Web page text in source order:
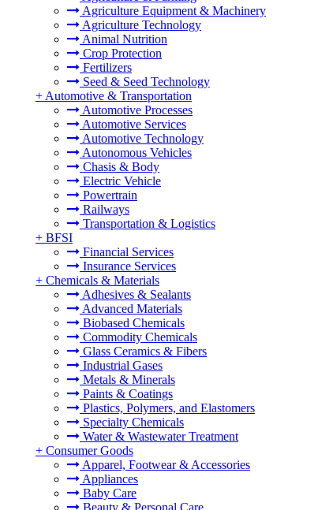
Agriculture Equipment & Machinery
Agriculture Technology
Animal Nutrition
Crop Protection
Fertilizers
Seed & Seed Technology
+ Automotive & Transportation
Automotive Processes
Automotive Services
Automotive Technology
Autonomous Vehicles
Chasis & Body
Electric Vehicle
Powertrain
Railways
Transportation & Logistics
+ BFSI
Financial Services
Insurance Services
+ Chemicals & Materials
Adhesives & Sealants
Advanced Materials
Biobased Chemicals
Commodity Chemicals
Glass Ceramics & Fibers
Industrial Gases
Metals & Minerals
Paints & Coatings
Plastics, Polymers, and Elastomers
Specialty Chemicals
Water & Wastewater Treatment
+ Consumer Goods
Apparel, Footwear & Accessories
Appliances
Baby Care
Beauty & Personal Care